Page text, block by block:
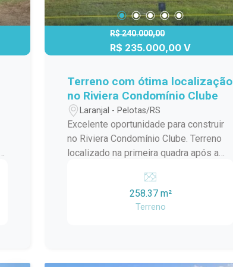
R$ 240.000,00
R$ 235.000,00 V
Terreno com ótima localização
no Riviera Condomínio Clube
Laranjal - Pelotas/RS
Excelente oportunidade para construir
no Riviera Condomínio Clube. Terreno
localizado na primeira quadra após a
acesso e uma das posições mais
desejadas dentro do condomínio. Com
258 m² de área total, o lote possui 10,7
258.37 m²
Terreno